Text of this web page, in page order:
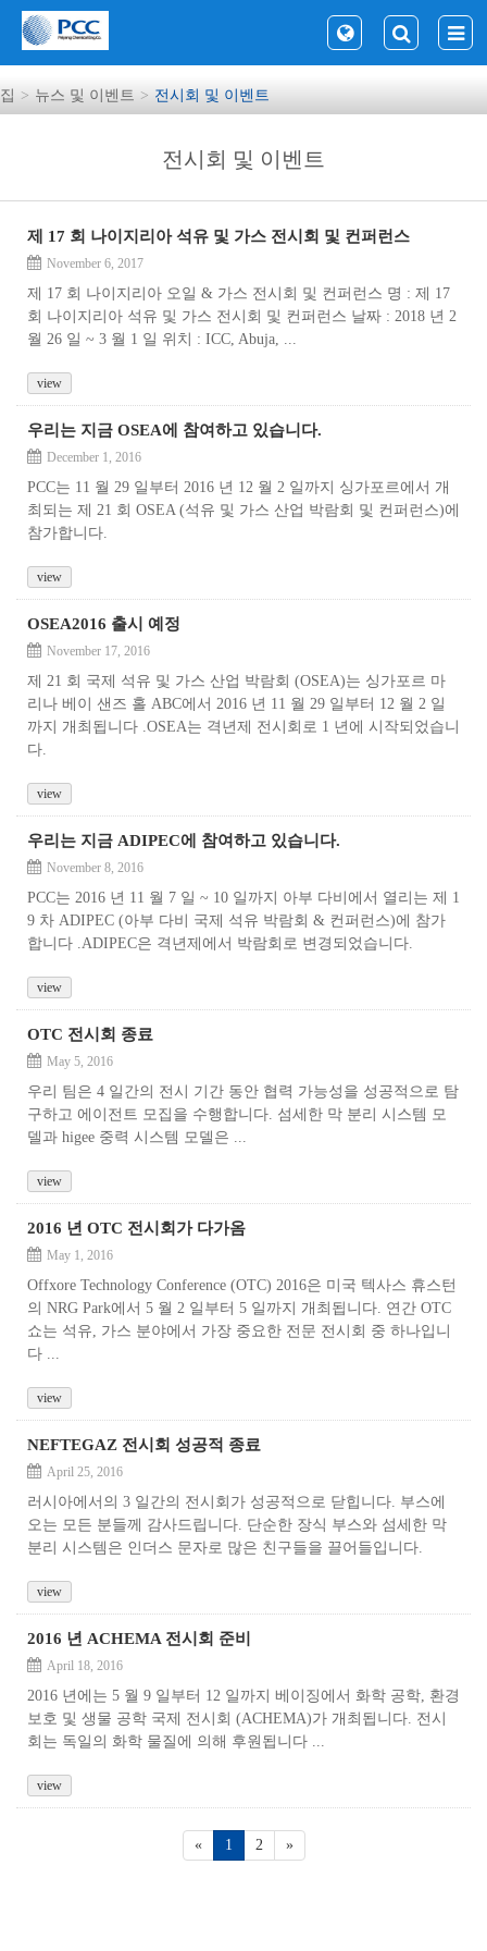
집 뉴스 및 이벤트 전시회 및 이벤트
전시회 및 이벤트
제 17 회 나이지리아 석유 및 가스 전시회 및 컨퍼런스
November 6, 2017
제 17 회 나이지리아 오일 & 가스 전시회 및 컨퍼런스 명 : 제 17
회 나이지리아 석유 및 가스 전시회 및 컨퍼런스 날짜 : 2018 년 2
월 26 일 ~ 3 월 1 일 위치 : ICC, Abuja, ...
view
우리는 지금 OSEA에 참여하고 있습니다.
December 1, 2016
PCC는 11 월 29 일부터 2016 년 12 월 2 일까지 싱가포르에서 개
최되는 제 21 회 OSEA (석유 및 가스 산업 박람회 및 컨퍼런스)에
참가합니다.
view
OSEA2016 출시 예정
November 17, 2016
제 21 회 국제 석유 및 가스 산업 박람회 (OSEA)는 싱가포르 마
리나 베이 샌즈 홀 ABC에서 2016 년 11 월 29 일부터 12 월 2 일
까지 개최됩니다 .OSEA는 격년제 전시회로 1 년에 시작되었습니
다.
view
우리는 지금 ADIPEC에 참여하고 있습니다.
November 8, 2016
PCC는 2016 년 11 월 7 일 ~ 10 일까지 아부 다비에서 열리는 제 1
9 차 ADIPEC (아부 다비 국제 석유 박람회 & 컨퍼런스)에 참가
합니다 .ADIPEC은 격년제에서 박람회로 변경되었습니다.
view
OTC 전시회 종료
May 5, 2016
우리 팀은 4 일간의 전시 기간 동안 협력 가능성을 성공적으로 탐
구하고 에이전트 모집을 수행합니다. 섬세한 막 분리 시스템 모
델과 higee 중력 시스템 모델은 ...
view
2016 년 OTC 전시회가 다가옴
May 1, 2016
Offxore Technology Conference (OTC) 2016은 미국 텍사스 휴스턴
의 NRG Park에서 5 월 2 일부터 5 일까지 개최됩니다. 연간 OTC
쇼는 석유, 가스 분야에서 가장 중요한 전문 전시회 중 하나입니
다 ...
view
NEFTEGAZ 전시회 성공적 종료
April 25, 2016
러시아에서의 3 일간의 전시회가 성공적으로 닫힙니다. 부스에
오는 모든 분들께 감사드립니다. 단순한 장식 부스와 섬세한 막
분리 시스템은 인더스 문자로 많은 친구들을 끌어들입니다.
view
2016 년 ACHEMA 전시회 준비
April 18, 2016
2016 년에는 5 월 9 일부터 12 일까지 베이징에서 화학 공학, 환경
보호 및 생물 공학 국제 전시회 (ACHEMA)가 개최됩니다. 전시
회는 독일의 화학 물질에 의해 후원됩니다 ...
view
« 1 2 »